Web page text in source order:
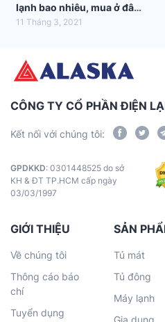
lạnh bao nhiêu, mua ở đâu
tốt nhất?
11 Tháng 3, 2021
CÔNG TY CỔ PHẦN ĐIỆN
Kết nối với chúng tôi:
GPDKKD: 0301448525 do sở
KH & ĐT TP.HCM cấp ngày
03/03/1997
GIỚI THIỆU
Về chúng tôi
Thông cáo báo
chí
Tuyển dụng
SẢN
Tủ mát
Tủ đông
Máy lạnh